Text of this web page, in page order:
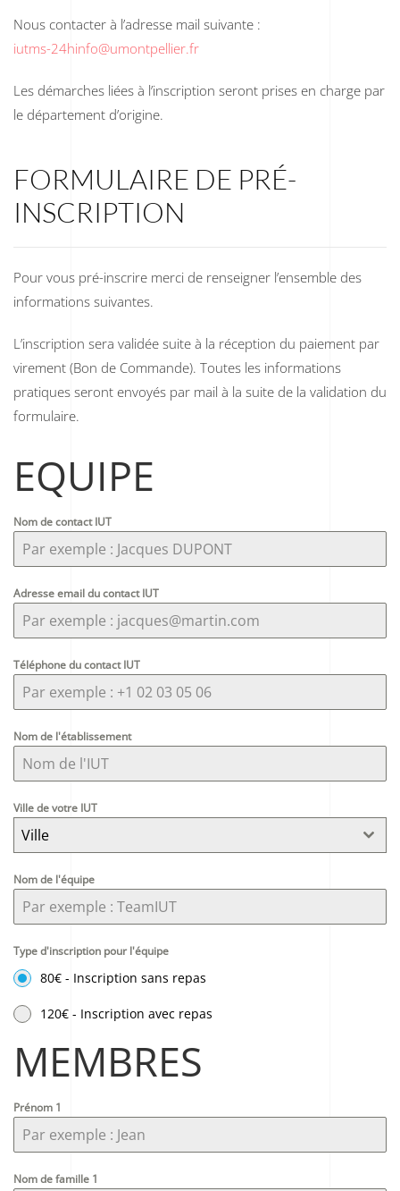
Nous contacter à l’adresse mail suivante :
iutms-24hinfo@umontpellier.fr
Les démarches liées à l’inscription seront prises en charge par
le département d’origine.
FORMULAIRE DE PRÉ-
INSCRIPTION
Pour vous pré-inscrire merci de renseigner l’ensemble des
informations suivantes.
L’inscription sera validée suite à la réception du paiement par
virement (Bon de Commande). Toutes les informations
pratiques seront envoyés par mail à la suite de la validation du
formulaire.
EQUIPE
Nom de contact IUT
Adresse email du contact IUT
Téléphone du contact IUT
Nom de l'établissement
Ville de votre IUT
Ville
Nom de l'équipe
Type d'inscription pour l'équipe
80€ - Inscription sans repas
120€ - Inscription avec repas
MEMBRES
Prénom 1
Nom de famille 1